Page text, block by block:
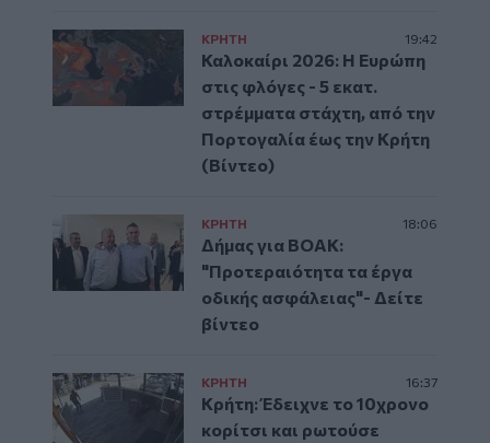
ΚΡΗΤΗ 19:42
Καλοκαίρι 2026: Η Ευρώπη
στις φλόγες - 5 εκατ.
στρέμματα στάχτη, από την
Πορτογαλία έως την Κρήτη
(Βίντεο)
ΚΡΗΤΗ 18:06
Δήμας για ΒΟΑΚ:
"Προτεραιότητα τα έργα
οδικής ασφάλειας"- Δείτε
βίντεο
ΚΡΗΤΗ 16:37
Κρήτη: Έδειχνε το 10χρονο
κορίτσι και ρωτούσε